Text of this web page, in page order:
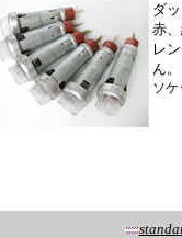
ダ
赤
レ
ん。
ソ